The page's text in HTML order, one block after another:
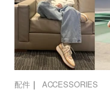
配件｜ ACCESSORIES